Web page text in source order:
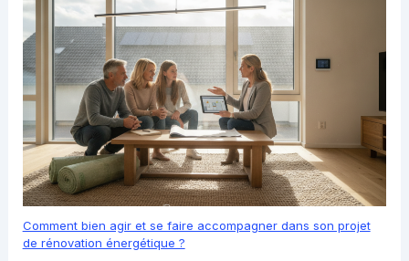
Comment bien agir et se faire accompagner dans son projet
de rénovation énergétique ?